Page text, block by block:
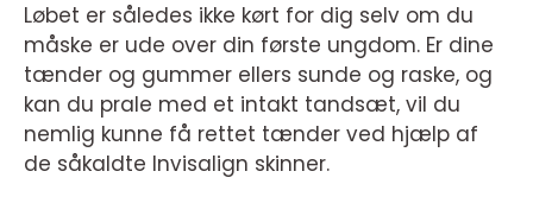
Løbet er således ikke kørt for dig selv om du
måske er ude over din første ungdom. Er dine
tænder og gummer ellers sunde og raske, og
kan du prale med et intakt tandsæt, vil du
nemlig kunne få rettet tænder ved hjælp af
de såkaldte Invisalign skinner.